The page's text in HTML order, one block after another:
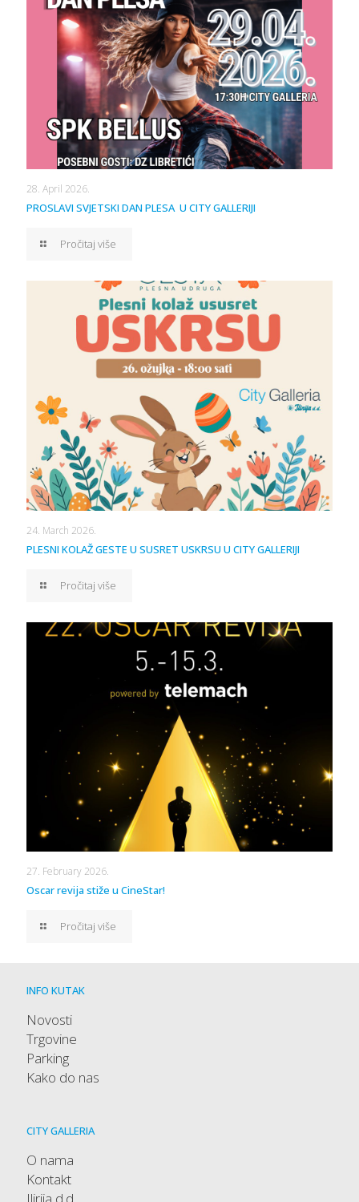
28. April 2026.
PROSLAVI SVJETSKI DAN PLESA U CITY GALLERIJI
Pročitaj više
24. March 2026.
PLESNI KOLAŽ GESTE U SUSRET USKRSU U CITY GALLERIJI
Pročitaj više
27. February 2026.
Oscar revija stiže u CineStar!
Pročitaj više
INFO KUTAK
Novosti
Trgovine
Parking
Kako do nas
CITY GALLERIA
O nama
Kontakt